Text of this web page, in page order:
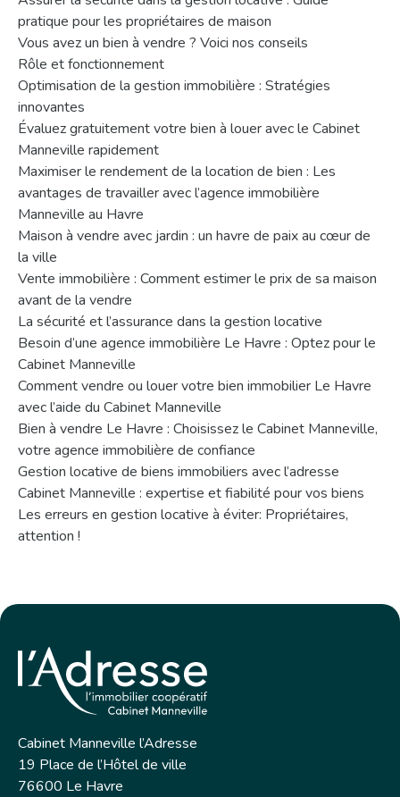
pratique pour les propriétaires de maison
Vous avez un bien à vendre ? Voici nos conseils
Rôle et fonctionnement
Optimisation de la gestion immobilière : Stratégies
innovantes
Évaluez gratuitement votre bien à louer avec le Cabinet
Manneville rapidement
Maximiser le rendement de la location de bien : Les
avantages de travailler avec l’agence immobilière
Manneville au Havre
Maison à vendre avec jardin : un havre de paix au cœur de
la ville
Vente immobilière : Comment estimer le prix de sa maison
avant de la vendre
La sécurité et l’assurance dans la gestion locative
Besoin d’une agence immobilière Le Havre : Optez pour le
Cabinet Manneville
Comment vendre ou louer votre bien immobilier Le Havre
avec l’aide du Cabinet Manneville
Bien à vendre Le Havre : Choisissez le Cabinet Manneville,
votre agence immobilière de confiance
Gestion locative de biens immobiliers avec l’adresse
Cabinet Manneville : expertise et fiabilité pour vos biens
Les erreurs en gestion locative à éviter: Propriétaires,
attention !
Cabinet Manneville l’Adresse
19 Place de l’Hôtel de ville
76600 Le Havre